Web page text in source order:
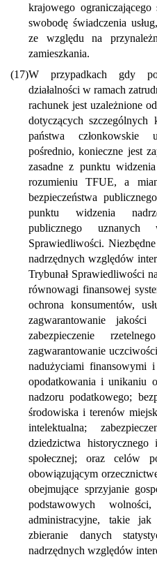
krajowego
swobodę świadczenia
ze względu na
zamieszkania.
(17)W przypadkach gdy
działalności w ramach
rachunek jest uzależnione
dotyczących
państwa członkowskie
pośrednio, konieczne jest
zasadne z punktu
rozumieniu TFUE, a
bezpieczeństwa
punktu widzenia
publicznego uznanych
Sprawiedliwości.
nadrzędnych względów
Trybunał Sprawiedliwości
równowagi finansowej
ochrona konsumentów,
zagwarantowanie
zabezpieczenie
zagwarantowanie
nadużyciami finansowymi
opodatkowania i unikaniu
nadzoru podatkowego;
środowiska i terenów
intelektualna;
dziedzictwa
społecznej; oraz celów
obowiązującym
obejmujące sprzyjanie
podstawowych
administracyjne, takie
zbieranie danych
nadrzędnych względów